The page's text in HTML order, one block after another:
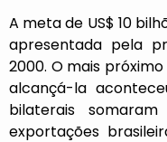
A meta de US$ 10
apresentada pela
2000. O mais
alcançá-la
bilaterais
exportações